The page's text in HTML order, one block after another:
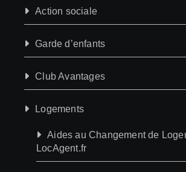
Action sociale
Garde d’enfants
Club Avantages
Logements
Aides au Changement de
LocAgent.fr